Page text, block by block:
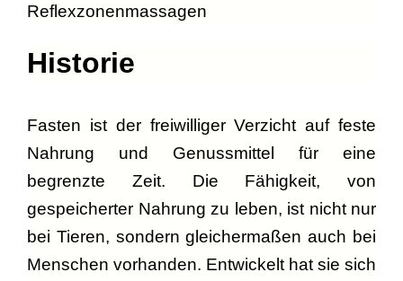
Reflexzonenmassagen
Historie
Fasten ist der freiwilliger Verzicht auf feste
Nahrung und Genussmittel für eine
begrenzte Zeit. Die Fähigkeit, von
gespeicherter Nahrung zu leben, ist nicht nur
bei Tieren, sondern gleichermaßen auch bei
Menschen vorhanden. Entwickelt hat sie sich